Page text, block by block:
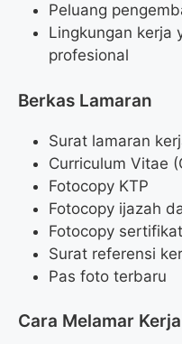
Peluang
Lingkungan kerja
profesional
Berkas Lamaran
Surat lamaran
Curriculum Vitae
Fotocopy KTP
Fotocopy ijazah
Fotocopy
Surat referensi
Pas foto terbaru
Cara Melamar